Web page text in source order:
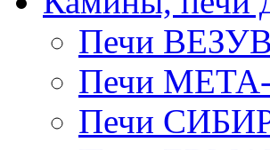
Печи
Печи
Печи